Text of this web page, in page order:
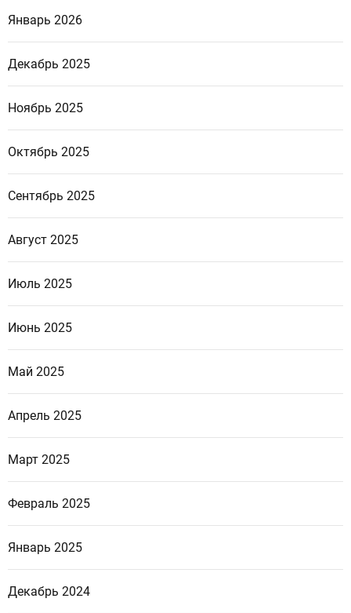
Январь 2026
Декабрь 2025
Ноябрь 2025
Октябрь 2025
Сентябрь 2025
Август 2025
Июль 2025
Июнь 2025
Май 2025
Апрель 2025
Март 2025
Февраль 2025
Январь 2025
Декабрь 2024